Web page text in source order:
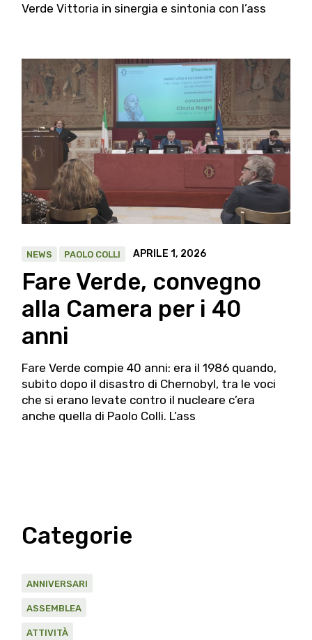
Verde Vittoria in sinergia e sintonia con l’ass
NEWS PAOLO COLLI APRILE 1, 2026
Fare Verde, convegno
alla Camera per i 40
anni
Fare Verde compie 40 anni: era il 1986 quando,
subito dopo il disastro di Chernobyl, tra le voci
che si erano levate contro il nucleare c’era
anche quella di Paolo Colli. L’ass
Categorie
ANNIVERSARI
ASSEMBLEA
ATTIVITÀ